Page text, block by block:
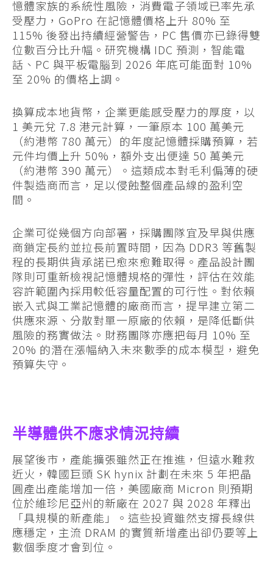
憶體家族的系統性風險，消費電子領域已率先承
受壓力，GoPro 在記憶體價格上升 80% 至
115% 後發出持續經營警告，PC 售價亦已錄得雙
位數百分比升幅。研究機構 IDC 預測，智能電
話、PC 與平板電腦到 2026 年底可能面對 10%
至 20% 的價格上調。
換算成本地貨幣，企業更能感受壓力的厚度，以
1 美元兌 7.8 港元計算，一筆原本 100 萬美元
（約港幣 780 萬元）的年度記憶體採購預算，若
元件均價上升 50%，額外支出便達 50 萬美元
（約港幣 390 萬元）。這類成本對毛利偏薄的硬
件製造商而言，足以侵蝕整個產品線的盈利空
間。
企業可從幾個方向部署，採購團隊宜及早與供應
商鎖定長約並拉長前置時間，因為 DDR3 等舊製
程的長期供貨承諾已愈來愈難取得。產品設計團
隊則可重新檢視記憶體規格的彈性，評估在效能
容許範圍內採用較低容量配置的可行性。對依賴
嵌入式與工業記憶體的廠商而言，提早建立第二
供應來源、分散對單一原廠的依賴，是降低斷供
風險的務實做法。財務團隊亦應把每月 10% 至
20% 的潛在漲幅納入未來數季的成本模型，避免
預算失守。
半導體供不應求情況持續
展望後市，產能擴張雖然正在推進，但遠水難救
近火，韓國巨頭 SK hynix 計劃在未來 5 年把晶
圓產出產能增加一倍，美國廠商 Micron 則預期
位於維珍尼亞州的新廠在 2027 與 2028 年釋出
「具規模的新產能」。這些投資雖然支撐長線供
應穩定，主流 DRAM 的實質新增產出卻仍要等上
數個季度才會到位。